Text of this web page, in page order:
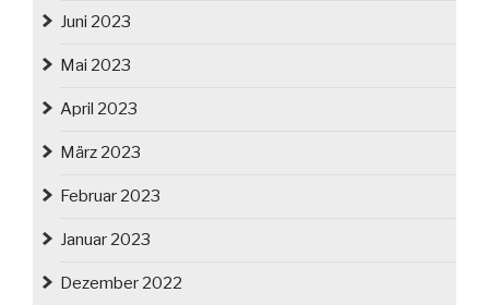
Juni 2023
Mai 2023
April 2023
März 2023
Februar 2023
Januar 2023
Dezember 2022